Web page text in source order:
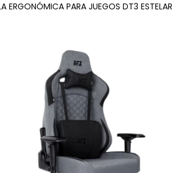
ERGONÓMICA PARA JUEGOS DT3 ESTELAR